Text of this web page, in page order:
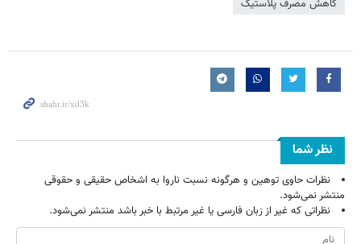
کاهش مصرف پلاستیک
نظر شما
نظرات حاوی توهین و هرگونه نسبت ناروا به اشخاص حقیقی و حقوقی
منتشر نمی‌شود.
نظراتی که غیر از زبان فارسی یا غیر مرتبط با خبر باشد منتشر نمی‌شود.